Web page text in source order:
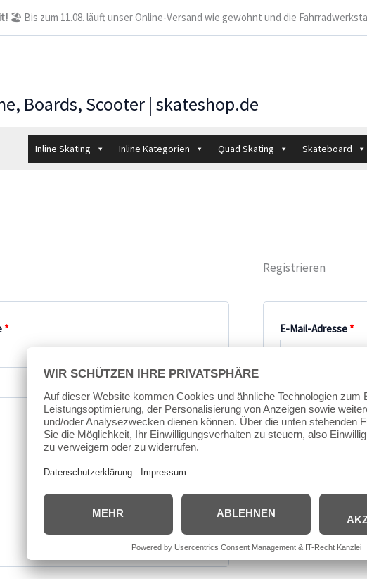
🏖️ Bis zum 11.08. läuft unser Online-Versand wie gewohnt und die
Boards, Scooter | skateshop.de
Inline Skating Inline Kategorien Quad Skating Skateboard
*Erforderlich
Registrieren
E-Mail-Adresse *
Ein Link zum
gesendet.